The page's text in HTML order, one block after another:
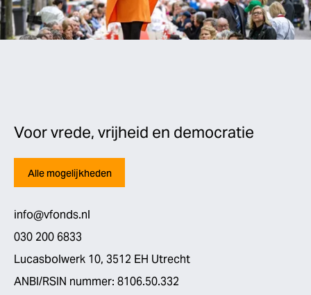
Voor vrede, vrijheid en democratie
Alle mogelijkheden
info@vfonds.nl
030 200 6833
Lucasbolwerk 10, 3512 EH Utrecht
ANBI/RSIN nummer: 8106.50.332